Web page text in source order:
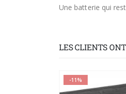
Une batterie qui
LES CLIENTS
-11%